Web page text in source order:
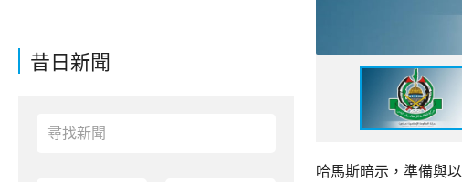
昔日新聞
哈馬斯暗示，準備與